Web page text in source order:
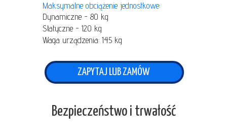
Bezpieczeństwo i trwałość
ZAPYTAJ LUB ZAMÓW
Maksymalne obciążenie jednostkowe:
Dynamiczne - 80 kg
Statyczne - 120 kg
Waga urządzenia: 145 kg